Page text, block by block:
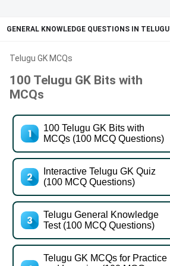
GENERAL KNOWLEDGE QUESTIONS IN TELUGU
Telugu GK MCQs
100 Telugu GK Bits with
MCQs
100 Telugu GK Bits with
MCQs (100 MCQ Questions)
Interactive Telugu GK Quiz
(100 MCQ Questions)
Telugu General Knowledge
Test (100 MCQ Questions)
Telugu GK MCQs for Practice